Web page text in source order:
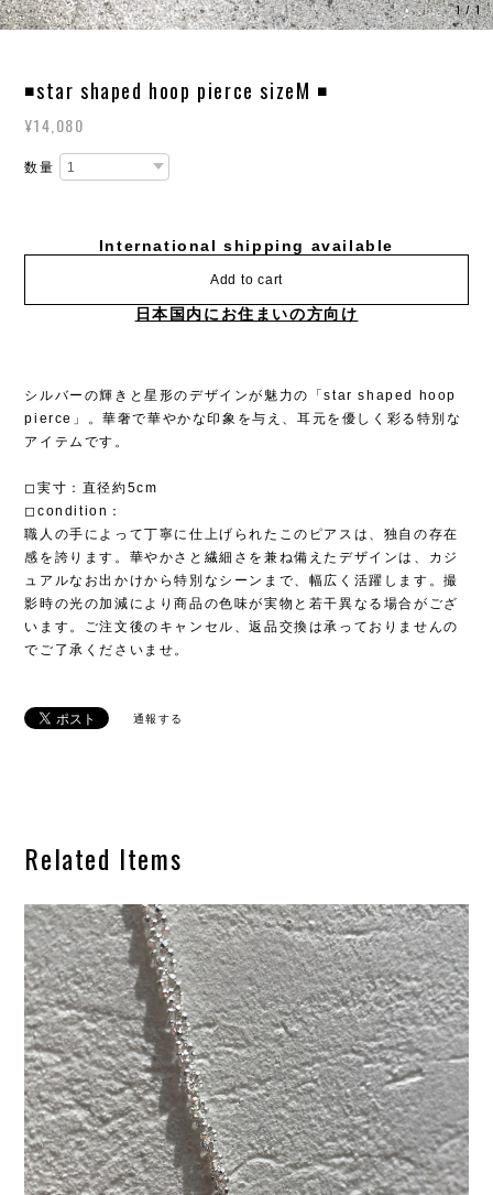
1/1
◾️star shaped hoop pierce sizeM ◾️
¥14,080
数量
International shipping available
Add to cart
日本国内にお住まいの方向け
シルバーの輝きと星形のデザインが魅力の「star shaped hoop
pierce」。華奢で華やかな印象を与え、耳元を優しく彩る特別な
アイテムです。
◻︎実寸：直径約5cm
◻︎condition：
職人の手によって丁寧に仕上げられたこのピアスは、独自の存在
感を誇ります。華やかさと繊細さを兼ね備えたデザインは、カジ
ュアルなお出かけから特別なシーンまで、幅広く活躍します。撮
影時の光の加減により商品の色味が実物と若干異なる場合がござ
います。ご注文後のキャンセル、返品交換は承っておりませんの
でご了承くださいませ。
通報する
Related Items